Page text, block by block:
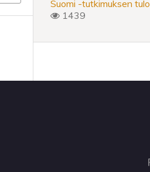
Suomi -tutkimuksen
1439